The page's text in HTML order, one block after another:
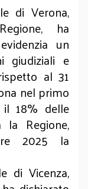
di Verona,
ha
un
giudiziali e
al 31
nel primo
18% delle
Regione,
2025 la
di Vicenza,